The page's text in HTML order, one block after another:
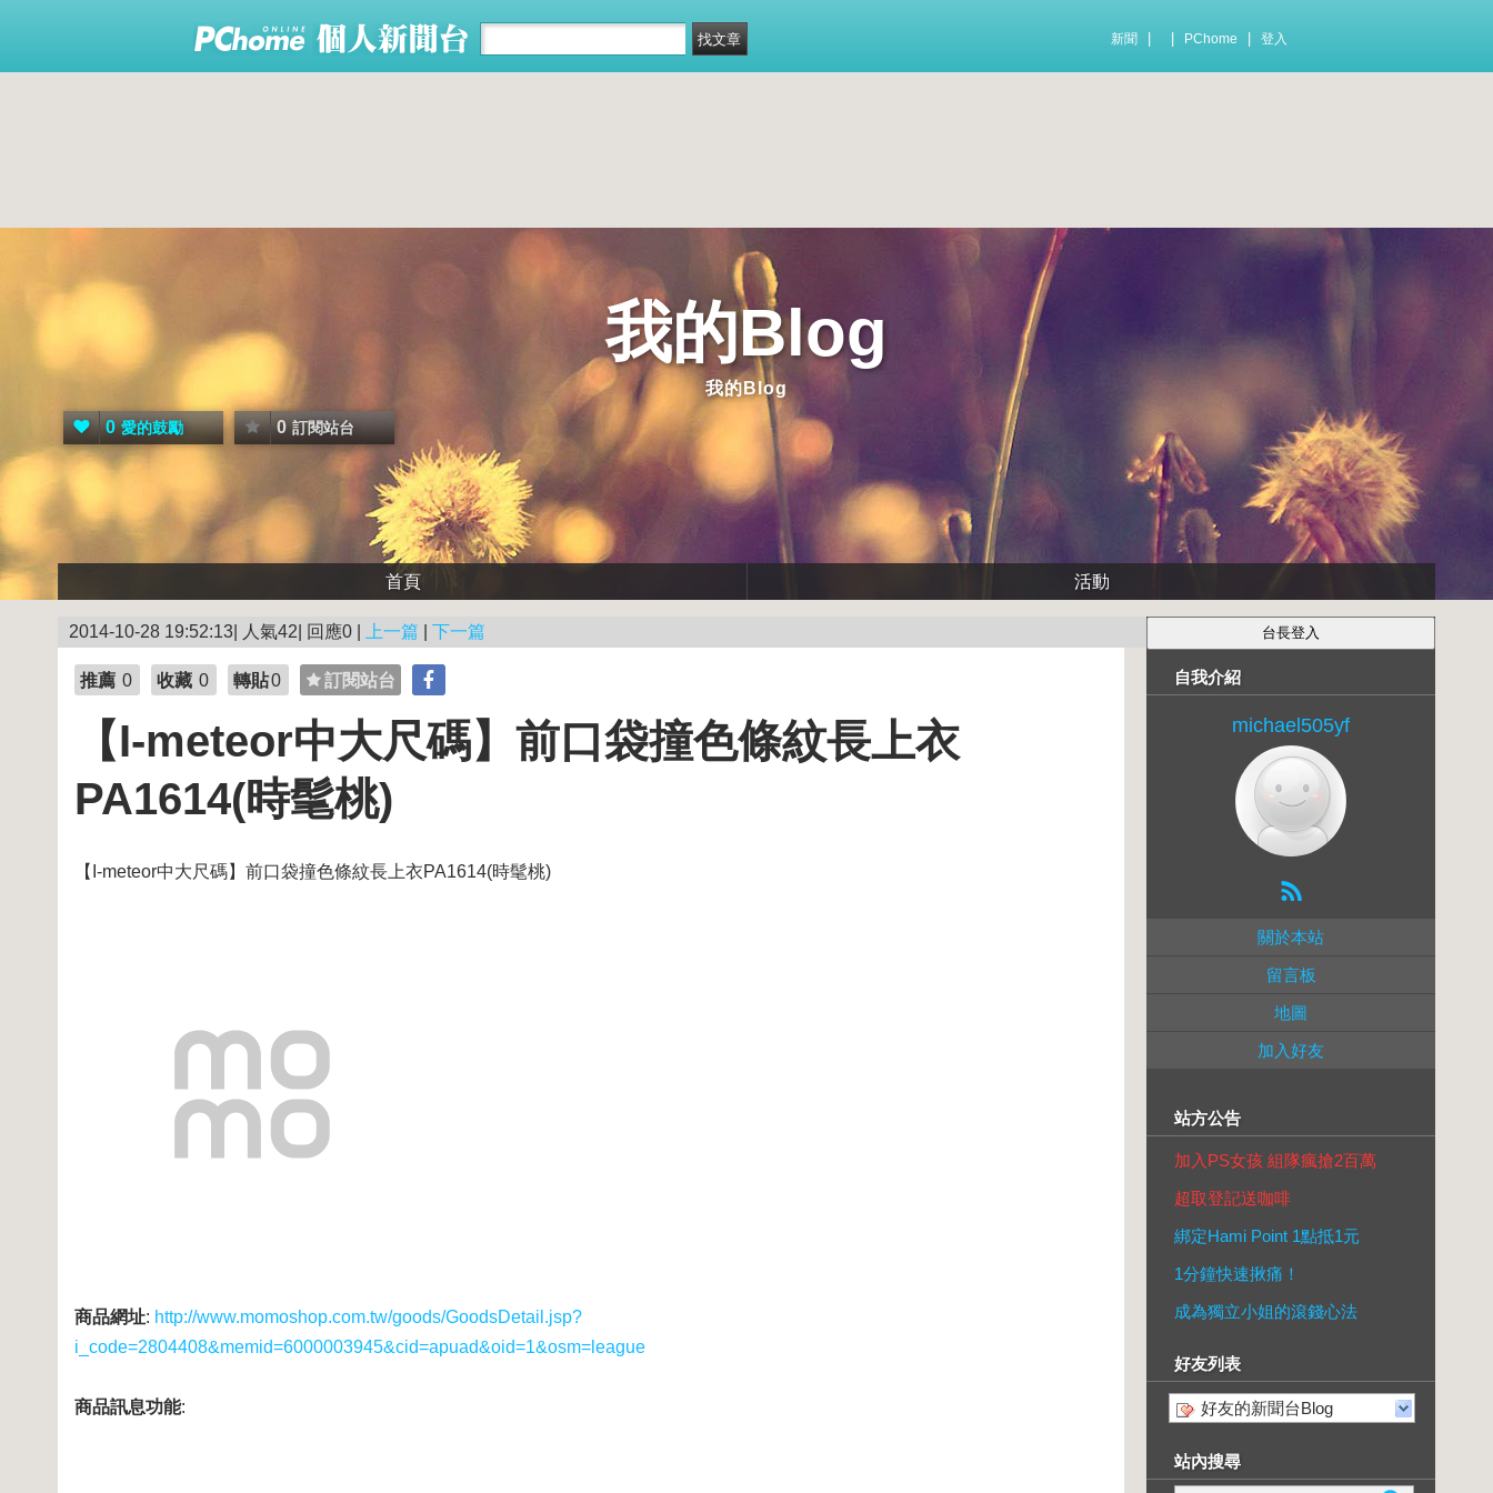
新聞 PChome 登入
我的Blog
我的Blog
0 愛的鼓勵 0 訂閱站台
首頁 活動
2014-10-28 19:52:13| 人氣42| 回應0 | 上一篇 下一篇
推薦 0 收藏 0 轉貼0 訂閱站台
【I-meteor中大尺碼】前口袋撞色條紋長上衣
PA1614(時髦桃)
【I-meteor中大尺碼】前口袋撞色條紋長上衣PA1614(時髦桃)
商品網址: http://www.momoshop.com.tw/goods/GoodsDetail.jsp?
i_code=2804408&memid=6000003945&cid=apuad&oid=1&osm=league
商品訊息功能:
自我介紹
michael505yf
關於本站
留言板
地圖
加入好友
站方公告
加入PS女孩 組隊瘋搶2百萬
超取登記送咖啡
綁定Hami Point 1點抵1元
1分鐘快速揪痛！
成為獨立小姐的滾錢心法
好友列表
好友的新聞台Blog
站內搜尋